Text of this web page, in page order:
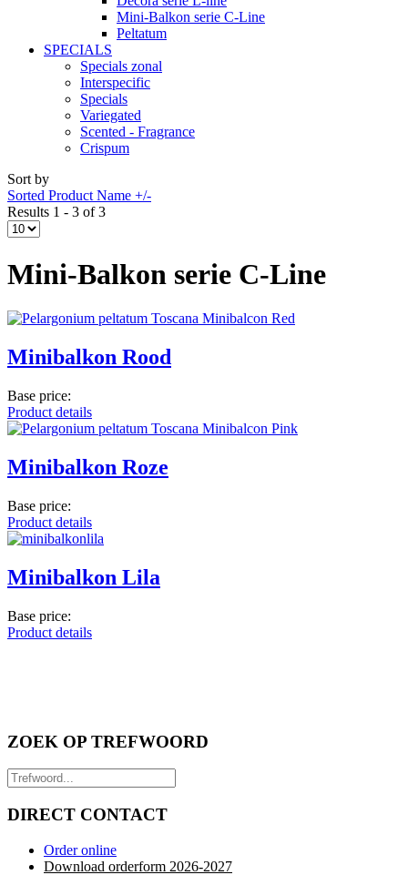
Mini-Balkon serie C-Line
Peltatum
SPECIALS
Specials zonal
Interspecific
Specials
Variegated
Scented - Fragrance
Crispum
Sort by
Sorted Product Name +/-
Results 1 - 3 of 3
Mini-Balkon serie C-Line
Minibalkon Rood
Base price:
Product details
Minibalkon Roze
Base price:
Product details
Minibalkon Lila
Base price:
Product details
ZOEK OP TREFWOORD
DIRECT CONTACT
Order online
Download orderform 2026-2027